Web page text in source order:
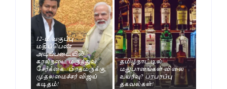
12-ம் வகுப்பு
மதிப்பெண்
அடிப்படையில்
கால்நடை மருத்துவ
சேர்க்கை.. பிரதமருக்கு,
முதலமைச்சர் விஜய்
கடிதம்!
தமிழ்நாட்டில்
மதுபானங்கள் விலை
உயர்வு? பரபரப்பு
தகவல்கள்!